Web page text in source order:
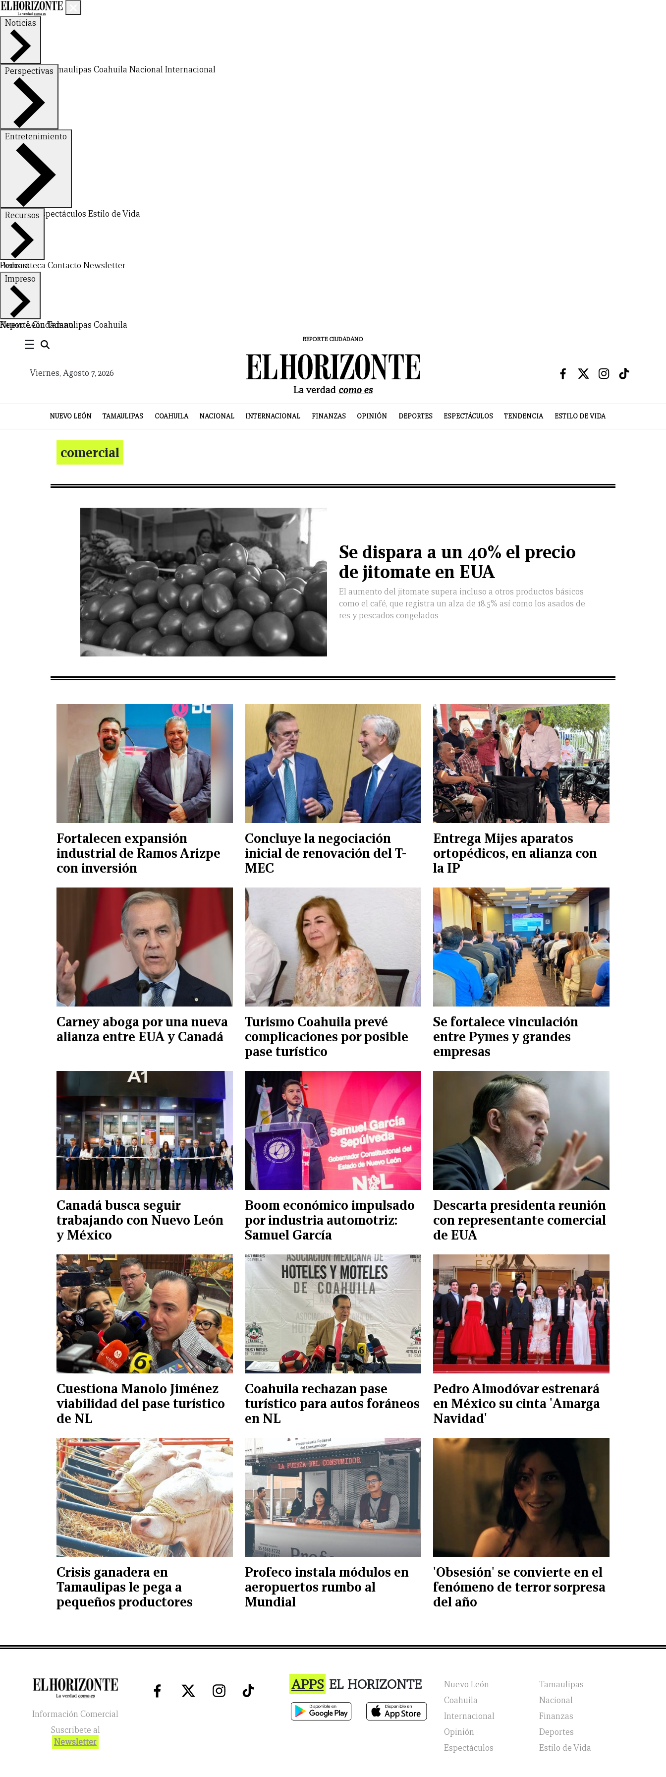
Noticias
Nuevo LeónTamaulipas Coahuila NacionalInternacional
Perspectivas
FinanzasOpinión
Entretenimiento
DeportesEspectáculos Estilo de Vida
Recursos
Hemeroteca Contacto Newsletter
Podcast
Impreso
Nuevo LeónTamaulipas Coahuila
Reporte Ciudadano
☰ REPORTE CIUDADANO
Viernes, Agosto 7, 2026
NUEVO LEÓN TAMAULIPAS COAHUILA NACIONAL INTERNACIONAL FINANZAS OPINIÓN DEPORTES ESPECTÁCULOS TENDENCIA ESTILO DE VIDA
CERRAR
X
NUEVO
LEÓN
TAMAULIPAS
COAHUILA
NACIONAL
INTERNACIONAL
FINANZAS
OPINIÓN
DEPORTES
ESPECTÁCULOS
TENDENCIA
ESTILO
DE
VIDA
PODCAST
CONTACTO
NEWSLETTER
HEMEROTECA
SUPLEMENTOS
comercial
Se dispara a un 40% el precio
de jitomate en EUA
El aumento del jitomate supera incluso a otros productos básicos
como el café, que registra un alza de 18.5% así como los asados de
res y pescados congelados
Fortalecen expansión
industrial de Ramos Arizpe
con inversión
Concluye la negociación
inicial de renovación del T-
MEC
Entrega Mijes aparatos
ortopédicos, en alianza con
la IP
Carney aboga por una nueva
alianza entre EUA y Canadá
Turismo Coahuila prevé
complicaciones por posible
pase turístico
Se fortalece vinculación
entre Pymes y grandes
empresas
Canadá busca seguir
trabajando con Nuevo León
y México
Boom económico impulsado
por industria automotriz:
Samuel García
Descarta presidenta reunión
con representante comercial
de EUA
Cuestiona Manolo Jiménez
viabilidad del pase turístico
de NL
Coahuila rechazan pase
turístico para autos foráneos
en NL
Pedro Almodóvar estrenará
en México su cinta 'Amarga
Navidad'
Crisis ganadera en
Tamaulipas le pega a
pequeños productores
Profeco instala módulos en
aeropuertos rumbo al
Mundial
'Obsesión' se convierte en el
fenómeno de terror sorpresa
del año
Información Comercial
Suscribete al
Newsletter
APPS EL HORIZONTE Nuevo León
Tamaulipas
Coahuila
Nacional
Internacional
Finanzas
Opinión
Deportes
Espectáculos
Estilo de Vida